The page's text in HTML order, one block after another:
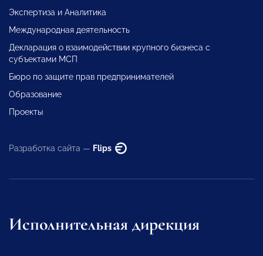
Экспертиза и Аналитика
Международная деятельность
Декларация о взаимодействии крупного бизнеса с
субъектами МСП
Бюро по защите прав предпринимателей
Образование
Проекты
Разработка сайта — Flips
Исполнительная дирекция